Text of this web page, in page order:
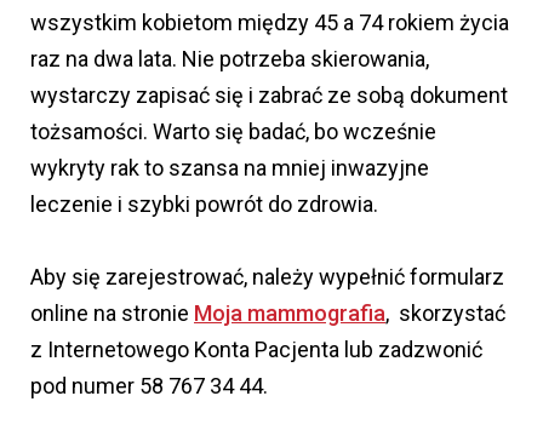
wszystkim kobietom między 45 a 74 rokiem życia
raz na dwa lata. Nie potrzeba skierowania,
wystarczy zapisać się i zabrać ze sobą dokument
tożsamości. Warto się badać, bo wcześnie
wykryty rak to szansa na mniej inwazyjne
leczenie i szybki powrót do zdrowia.
Aby się zarejestrować, należy wypełnić formularz
online na stronie Moja mammografia, skorzystać
z Internetowego Konta Pacjenta lub zadzwonić
pod numer 58 767 34 44.